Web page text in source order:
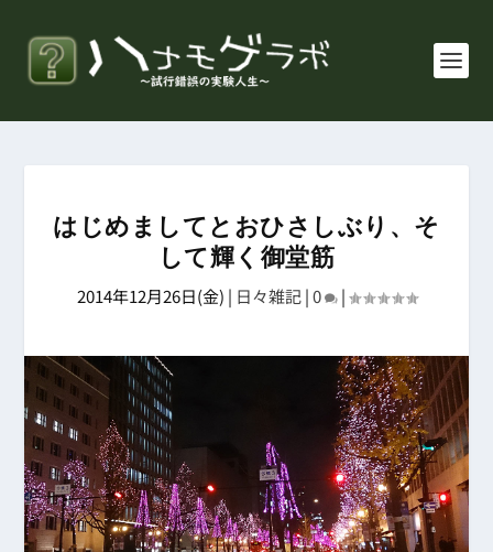
はじめましてとおひさしぶり、そ
して輝く御堂筋
2014年12月26日(金) | 日々雑記|0 |